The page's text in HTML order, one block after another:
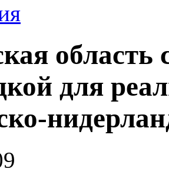
область
для